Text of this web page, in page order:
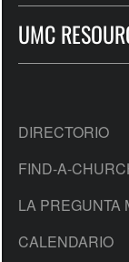
UMC
DIRECTORIO
FIND-A-
LA PREGUNTA
CALENDARIO